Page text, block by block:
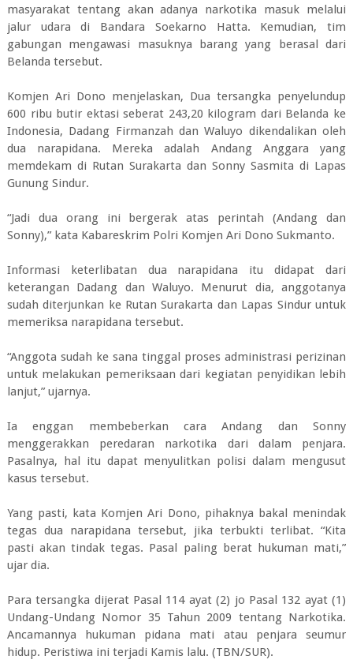
masyarakat tentang akan adanya narkotika masuk melalui
jalur udara di Bandara Soekarno Hatta. Kemudian, tim
gabungan mengawasi masuknya barang yang berasal dari
Belanda tersebut.
Komjen Ari Dono menjelaskan, Dua tersangka penyelundup
600 ribu butir ektasi seberat 243,20 kilogram dari Belanda ke
Indonesia, Dadang Firmanzah dan Waluyo dikendalikan oleh
dua narapidana. Mereka adalah Andang Anggara yang
memdekam di Rutan Surakarta dan Sonny Sasmita di Lapas
Gunung Sindur.
“Jadi dua orang ini bergerak atas perintah (Andang dan
Sonny),” kata Kabareskrim Polri Komjen Ari Dono Sukmanto.
Informasi keterlibatan dua narapidana itu didapat dari
keterangan Dadang dan Waluyo. Menurut dia, anggotanya
sudah diterjunkan ke Rutan Surakarta dan Lapas Sindur untuk
memeriksa narapidana tersebut.
“Anggota sudah ke sana tinggal proses administrasi perizinan
untuk melakukan pemeriksaan dari kegiatan penyidikan lebih
lanjut,” ujarnya.
Ia enggan membeberkan cara Andang dan Sonny
menggerakkan peredaran narkotika dari dalam penjara.
Pasalnya, hal itu dapat menyulitkan polisi dalam mengusut
kasus tersebut.
Yang pasti, kata Komjen Ari Dono, pihaknya bakal menindak
tegas dua narapidana tersebut, jika terbukti terlibat. “Kita
pasti akan tindak tegas. Pasal paling berat hukuman mati,”
ujar dia.
Para tersangka dijerat Pasal 114 ayat (2) jo Pasal 132 ayat (1)
Undang-Undang Nomor 35 Tahun 2009 tentang Narkotika.
Ancamannya hukuman pidana mati atau penjara seumur
hidup. Peristiwa ini terjadi Kamis lalu. (TBN/SUR).